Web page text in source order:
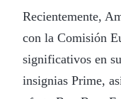
Recientemente,
con la Comisión
significativos en
insignias Prime,